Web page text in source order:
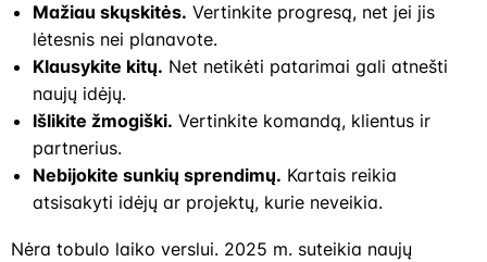
Mažiau skųskitės. Vertinkite progresą, net jei jis
lėtesnis nei planavote.
Klausykite kitų. Net netikėti patarimai gali atnešti
naujų idėjų.
Išlikite žmogiški. Vertinkite komandą, klientus ir
partnerius.
Nebijokite sunkių sprendimų. Kartais reikia
atsisakyti idėjų ar projektų, kurie neveikia.
Nėra tobulo laiko verslui. 2025 m. suteikia naujų